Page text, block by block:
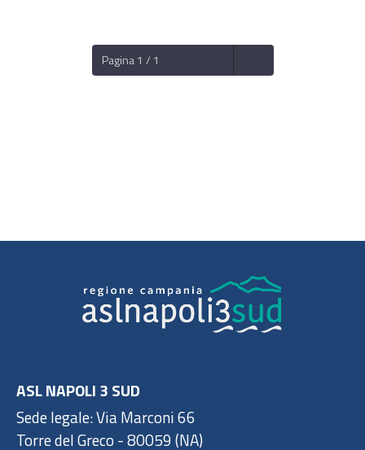
Pagina 1 / 1
ASL NAPOLI 3 SUD
Sede legale: Via Marconi 66
Torre del Greco - 80059 (NA)